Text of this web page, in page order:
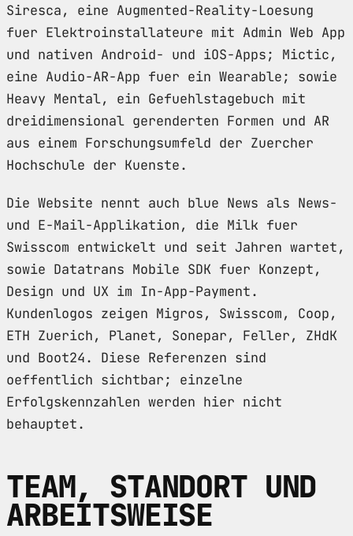
Siresca, eine Augmented-Reality-Loesung
fuer Elektroinstallateure mit Admin Web App
und nativen Android- und iOS-Apps; Mictic,
eine Audio-AR-App fuer ein Wearable; sowie
Heavy Mental, ein Gefuehlstagebuch mit
dreidimensional gerenderten Formen und AR
aus einem Forschungsumfeld der Zuercher
Hochschule der Kuenste.
Die Website nennt auch blue News als News-
und E-Mail-Applikation, die Milk fuer
Swisscom entwickelt und seit Jahren wartet,
sowie Datatrans Mobile SDK fuer Konzept,
Design und UX im In-App-Payment.
Kundenlogos zeigen Migros, Swisscom, Coop,
ETH Zuerich, Planet, Sonepar, Feller, ZHdK
und Boot24. Diese Referenzen sind
oeffentlich sichtbar; einzelne
Erfolgskennzahlen werden hier nicht
behauptet.
TEAM, STANDORT UND
ARBEITSWEISE